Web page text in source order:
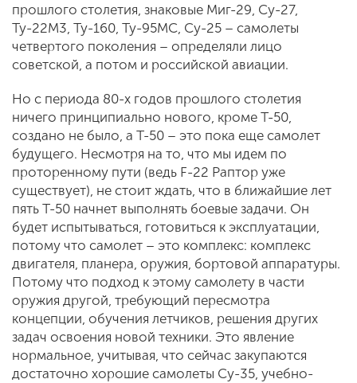
прошлого столетия, знаковые Миг-29, Су-27,
Ту-22М3, Ту-160, Ту-95МС, Су-25 – самолеты
четвертого поколения – определяли лицо
советской, а потом и российской авиации.
Но с периода 80-х годов прошлого столетия
ничего принципиально нового, кроме Т-50,
создано не было, а Т-50 – это пока еще самолет
будущего. Несмотря на то, что мы идем по
проторенному пути (ведь F-22 Раптор уже
существует), не стоит ждать, что в ближайшие лет
пять Т-50 начнет выполнять боевые задачи. Он
будет испытываться, готовиться к эксплуатации,
потому что самолет – это комплекс: комплекс
двигателя, планера, оружия, бортовой аппаратуры.
Потому что подход к этому самолету в части
оружия другой, требующий пересмотра
концепции, обучения летчиков, решения других
задач освоения новой техники. Это явление
нормальное, учитывая, что сейчас закупаются
достаточно хорошие самолеты Су-35, учебно-